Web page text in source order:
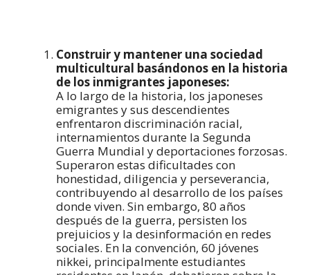
Construir y mantener una sociedad
multicultural basándonos en la historia
de los inmigrantes japoneses:
A lo largo de la historia, los japoneses
emigrantes y sus descendientes
enfrentaron discriminación racial,
internamientos durante la Segunda
Guerra Mundial y deportaciones forzosas.
Superaron estas dificultades con
honestidad, diligencia y perseverancia,
contribuyendo al desarrollo de los países
donde viven. Sin embargo, 80 años
después de la guerra, persisten los
prejuicios y la desinformación en redes
sociales. En la convención, 60 jóvenes
nikkei, principalmente estudiantes